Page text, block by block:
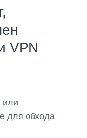
VPN
или
для обхода